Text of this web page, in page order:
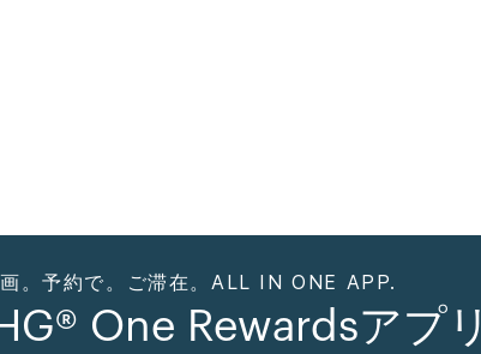
。予約で。ご滞在。ALL IN ONE APP.
One Rewardsアプリ